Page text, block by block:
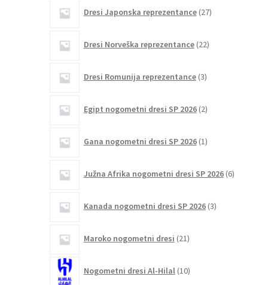
Dresi Japonska reprezentance 27izdelkov
Dresi Norveška reprezentance 22izdelkov
Dresi Romunija reprezentance 3izdelki
Egipt nogometni dresi SP 2026 2izdelka
Gana nogometni dresi SP 2026 1izdelek
Južna Afrika nogometni dresi SP 2026 6izdelkov
Kanada nogometni dresi SP 2026 3izdelki
Maroko nogometni dresi 21izdelkov
Nogometni dresi Al-Hilal 10izdelkov